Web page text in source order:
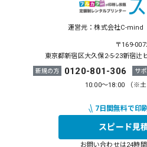
運営元：株式会社C-mind
〒169-
東京都新宿区大久保2-5-23新宿辻
新規の方 0120-801-306 サ
10:00～18:00 （※土
スピード見
お問い合わせは24時